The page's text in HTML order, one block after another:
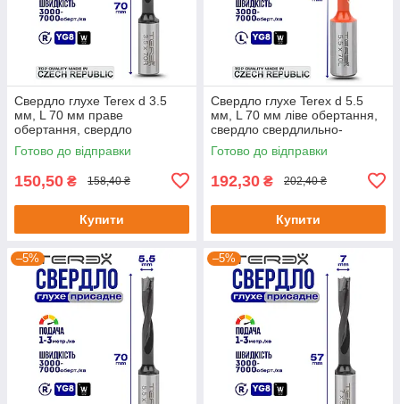
Свердло глухе Terex d 3.5
мм, L 70 мм праве
обертання, свердло
свердлильно-присадного
верстата, свердло для ЧПУ
Готово до відправки
150,50 ₴ 158,40 ₴
Купити
Свердло глухе Terex d 5.5
мм, L 70 мм ліве обертання,
свердло свердлильно-
присадного верстата,
свердло для ЧПУ
Готово до відправки
192,30 ₴ 202,40 ₴
Купити
–5% –5%